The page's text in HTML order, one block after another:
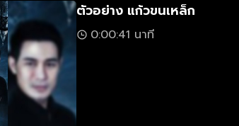
ตัวอย่าง แก้วขนเหล็ก
0:00:41 นาที